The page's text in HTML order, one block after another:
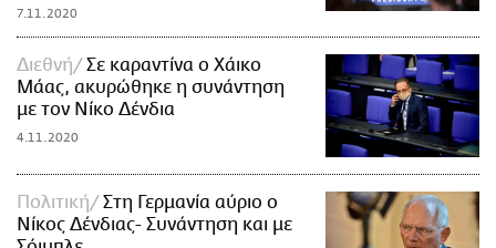
7.11.2020
Διεθνή
Σε καραντίνα ο Χάικο
Μάας, ακυρώθηκε η συνάντηση
με τον Νίκο Δένδια
4.11.2020
Πολιτική
Στη Γερμανία αύριο ο
Νίκος Δένδιας- Συνάντηση και με